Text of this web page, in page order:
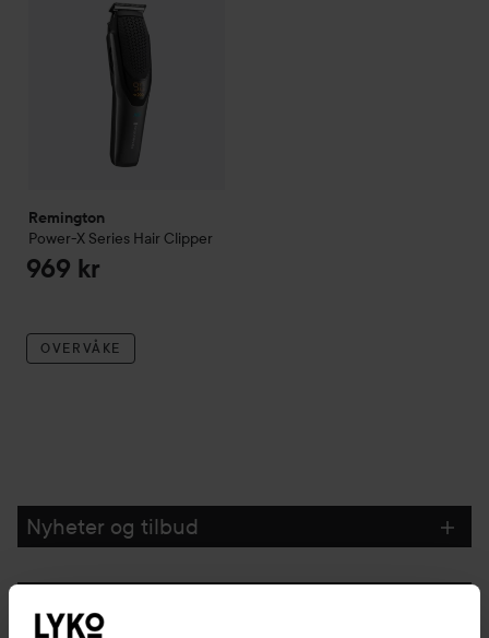
Remington
Power-X Series Hair Clipper
969 kr
OVERVÅKE
Nyheter og tilbud